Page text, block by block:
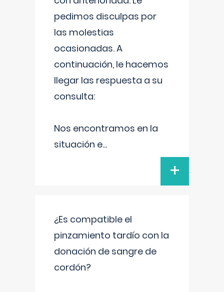
pedimos disculpas por
las molestias
ocasionadas. A
continuación, le hacemos
llegar las respuesta a su
consulta:
Nos encontramos en la
situación e...
+
¿Es compatible el
pinzamiento tardío con la
donación de sangre de
cordón?